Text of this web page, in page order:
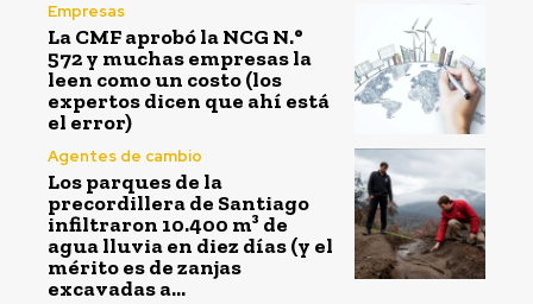
Empresas
La CMF aprobó la NCG N.°
572 y muchas empresas la
leen como un costo (los
expertos dicen que ahí está
el error)
Agentes de cambio
Los parques de la
precordillera de Santiago
infiltraron 10.400 m³ de
agua lluvia en diez días (y el
mérito es de zanjas
excavadas a...